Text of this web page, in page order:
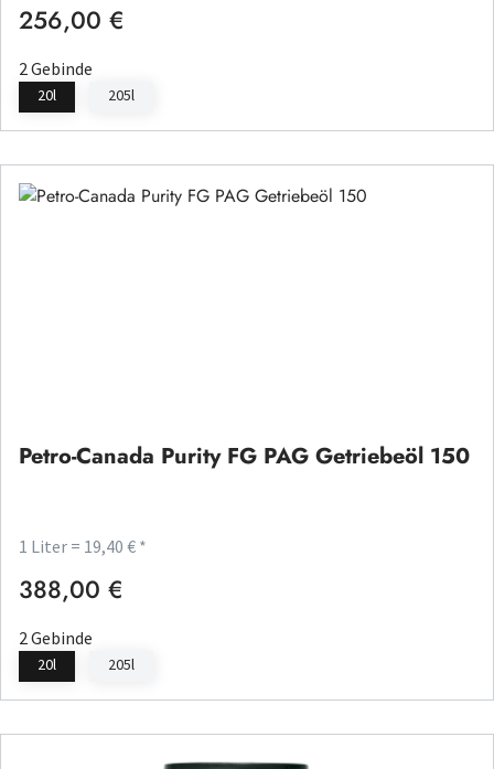
Regulärer Preis:
256,00 €
2 Gebinde
20l 205l
Petro-Canada Purity FG PAG Getriebeöl 150
1 Liter = 19,40 € *
Regulärer Preis:
388,00 €
2 Gebinde
20l 205l